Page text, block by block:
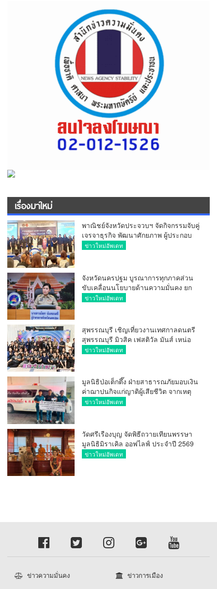
เรื่องมาใหม่
พาณิชย์จังหวัดประจวบฯ จัดกิจกรรมจับคู่
เจรจาธุรกิจ พัฒนาศักยภาพ ผู้ประกอบ
การ ขยายช่องทางการค้า สู่การค้า
ข่าวใหม่อัพเดท
จังหวัดนครปฐม บูรณาการทุกภาคส่วน
ขับเคลื่อนนโยบายด้านความมั่นคง ยก
ระดับการป้องกันอาชญากรรมทาง
ข่าวใหม่อัพเดท
สุพรรณบุรี เชิญเที่ยวงานเทศกาลดนตรี
สุพรรณบุรี มิวสิค เฟสติวัล มันส์ เหน่อ
มาก
ข่าวใหม่อัพเดท
มูลนิธิป่อเต็กตึ๊ง ฝ่ายสาธารณภัยมอบเงิน
ค่าฌาปนกิจแก่ญาติผู้เสียชีวิต จากเหตุ
เพลิงไหม้ โรงเบียร์ ณ ลาดพร้าว จำนวน
ข่าวใหม่อัพเดท
วัดศรีเรืองบุญ จัดพิธีถวายเทียนพรรษา
มูลนิธิมิราเคิล ออฟไลฟ์ ประจำปี 2569
พล.ต.ต.ศิริวัฒน์ ดีพอ ให้เกียรติเป็น
ข่าวใหม่อัพเดท
ข่าวความมั่นคง
ข่าวการเมือง